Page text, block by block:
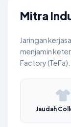
Mitra
Jaringan
menjamin
Factory (TeFa).
Jaudah